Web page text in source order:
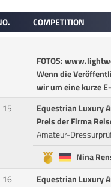
COMPETITION
FOTOS:
Wenn die
wir um eine kurze
15
Equestrian Luxury
Preis der Firma
Amateur-
Nina
16
Equestrian Luxury